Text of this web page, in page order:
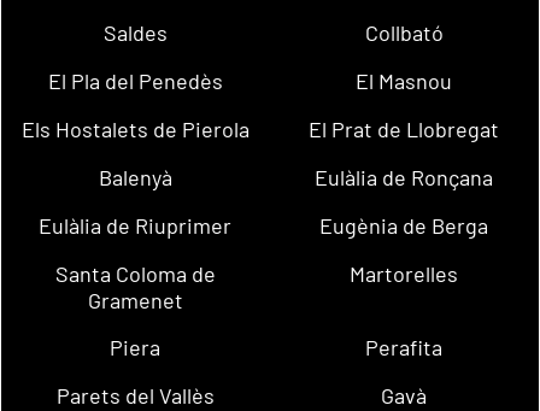
Saldes
Collbató
El Pla del Penedès
El Masnou
Els Hostalets de Pierola
El Prat de Llobregat
Balenyà
Eulàlia de Ronçana
Eulàlia de Riuprimer
Eugènia de Berga
Santa Coloma de
Gramenet
Martorelles
Piera
Perafita
Parets del Vallès
Gavà